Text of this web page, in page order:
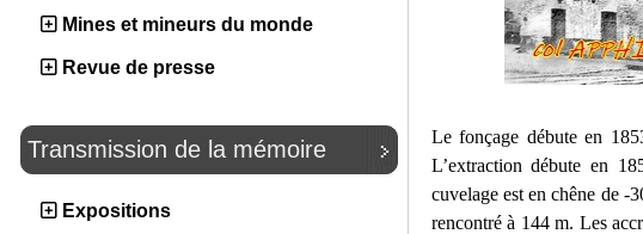
Mines et mineurs du monde
Revue de presse
Transmission de la mémoire
Expositions
Le fonçage débute en
L’extraction débute en
cuvelage est en chêne de -
rencontré à 144 m. Les